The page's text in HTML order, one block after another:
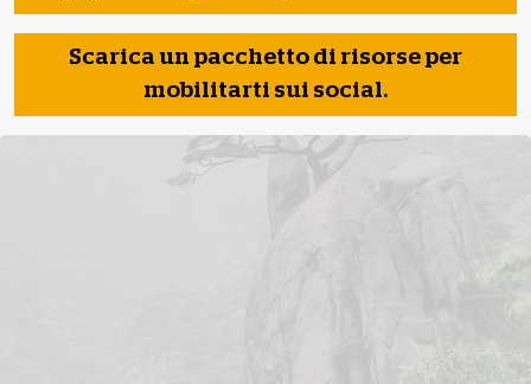
Scarica un pacchetto di risorse per
mobilitarti sui social.